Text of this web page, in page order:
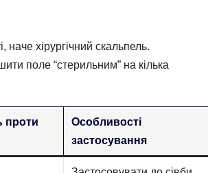
хірургічний скальпель.
поле “стерильним” на кілька
проти
Особливості
застосування